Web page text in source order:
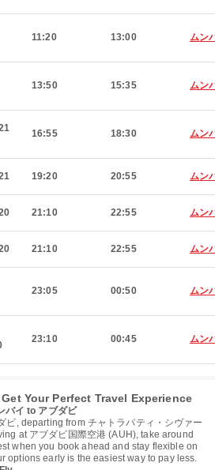
11:20 13:00 ムン
13:50 15:35 ムン
16:55 18:30 ムン
19:20 20:55 ムン
21:10 22:55 ムン
21:10 22:55 ムン
23:05 00:50 ムン
23:10 00:45 ムン
Your Perfect Travel Experience
イ to アブダビ
ビ, departing from チャトラパティ・シヴァー
at アブダビ国際空港 (AUH), take around
when you book ahead and stay flexible on
options early is the easiest way to pay less.